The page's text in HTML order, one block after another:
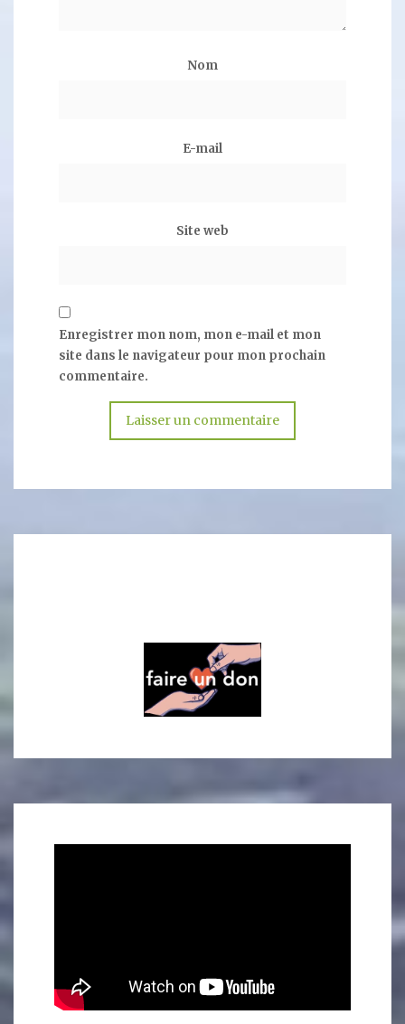
Nom
E-mail
Site web
Enregistrer mon nom, mon e-mail et mon
site dans le navigateur pour mon prochain
commentaire.